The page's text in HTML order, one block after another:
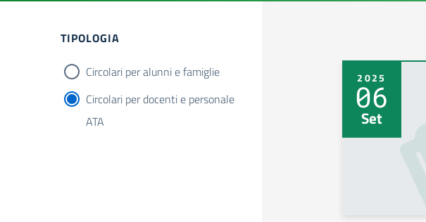
Filtri
TIPOLOGIA
Circolari per alunni e famiglie
Circolari per docenti e personale
ATA
2025
06
Set